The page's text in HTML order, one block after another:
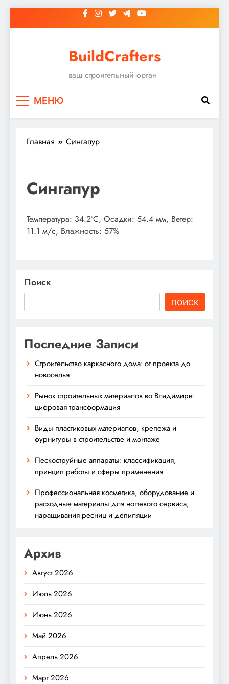
к
BuildCrafters
ваш строительный орган
МЕНЮ
Главная Сингапур
Сингапур
Температура: 34.2°C, Осадки: 54.4 мм, Ветер:
11.1 м/с, Влажность: 57%
Поиск
ПОИСК
Последние Записи
Строительство каркасного дома: от проекта до
новоселья
Рынок строительных материалов во Владимире:
цифровая трансформация
Виды пластиковых материалов, крепежа и
фурнитуры в строительстве и монтаже
Пескоструйные аппараты: классификация,
принцип работы и сферы применения
Профессиональная косметика, оборудование и
расходные материалы для ногтевого сервиса,
наращивания ресниц и депиляции
Архив
Август 2026
Июль 2026
Июнь 2026
Май 2026
Апрель 2026
Март 2026